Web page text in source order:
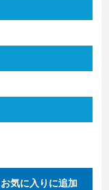
お気に入りに追加